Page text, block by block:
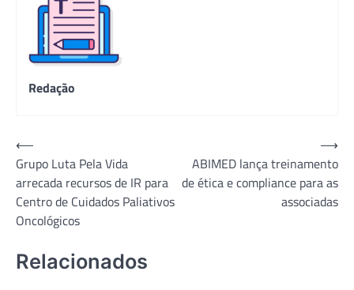
Redação
Navegação
de
Post
⟵
Grupo Luta Pela Vida
arrecada recursos de IR para
Centro de Cuidados Paliativos
Oncológicos
ABIMED lança treinamento
de ética e compliance para as
associadas
⟶
Relacionados